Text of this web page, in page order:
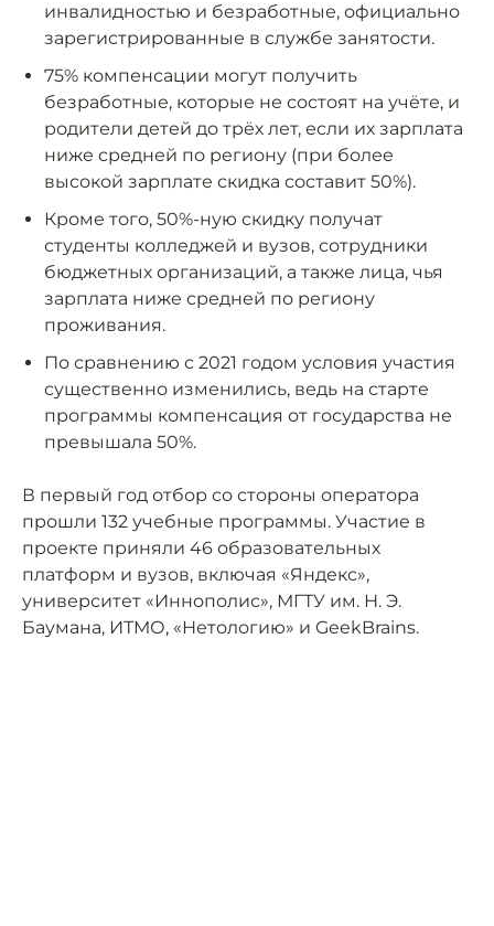
инвалидностью и безработные, официально
зарегистрированные в службе занятости.
75% компенсации могут получить
безработные, которые не состоят на учёте, и
родители детей до трёх лет, если их зарплата
ниже средней по региону (при более
высокой зарплате скидка составит 50%).
Кроме того, 50%-ную скидку получат
студенты колледжей и вузов, сотрудники
бюджетных организаций, а также лица, чья
зарплата ниже средней по региону
проживания.
По сравнению с 2021 годом условия участия
существенно изменились, ведь на старте
программы компенсация от государства не
превышала 50%.
В первый год отбор со стороны оператора
прошли 132 учебные программы. Участие в
проекте приняли 46 образовательных
платформ и вузов, включая «Яндекс»,
университет «Иннополис», МГТУ им. Н. Э.
Баумана, ИТМО, «Нетологию» и GeekBrains.